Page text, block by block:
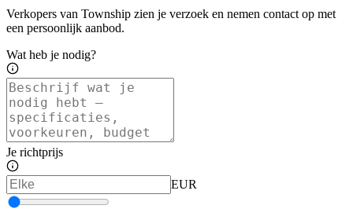
Verkopers van Township zien je verzoek en nemen contact op met
een persoonlijk aanbod.
Wat heb je nodig?
Je richtprijs
EUR